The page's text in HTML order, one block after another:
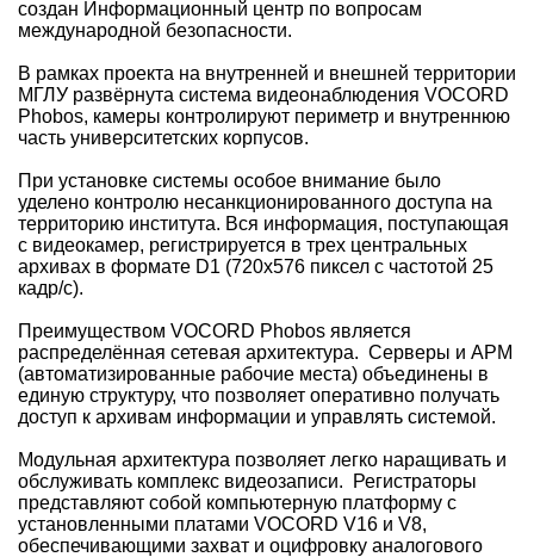
создан Информационный центр по вопросам
международной безопасности.
В рамках проекта на внутренней и внешней территории
МГЛУ развёрнута система видеонаблюдения VOCORD
Phobos, камеры контролируют периметр и внутреннюю
часть университетских корпусов.
При установке системы особое внимание было
уделено контролю несанкционированного доступа на
территорию института. Вся информация, поступающая
с видеокамер, регистрируется в трех центральных
архивах в формате D1 (720x576 пиксел с частотой 25
кадр/с).
Преимуществом VOCORD Phobos является
распределённая сетевая архитектура. Серверы и АРМ
(автоматизированные рабочие места) объединены в
единую структуру, что позволяет оперативно получать
доступ к архивам информации и управлять системой.
Модульная архитектура позволяет легко наращивать и
обслуживать комплекс видеозаписи. Регистраторы
представляют собой компьютерную платформу с
установленными платами VOCORD V16 и V8,
обеспечивающими захват и оцифровку аналогового